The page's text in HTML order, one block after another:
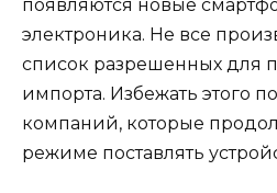
появляются новые
электроника. Не все
список разрешенных для
импорта. Избежать этого
компаний, которые
режиме поставлять